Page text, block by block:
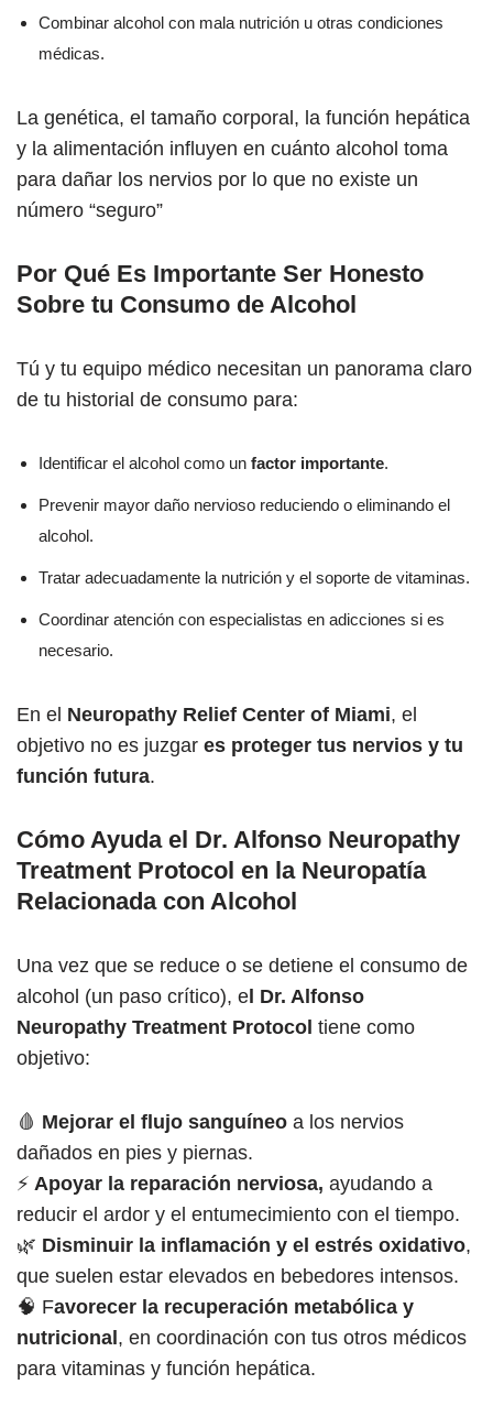
Combinar alcohol con mala nutrición u otras condiciones
médicas.
La genética, el tamaño corporal, la función hepática
y la alimentación influyen en cuánto alcohol toma
para dañar los nervios por lo que no existe un
número “seguro”
Por Qué Es Importante Ser Honesto
Sobre tu Consumo de Alcohol
Tú y tu equipo médico necesitan un panorama claro
de tu historial de consumo para:
Identificar el alcohol como un factor importante.
Prevenir mayor daño nervioso reduciendo o eliminando el
alcohol.
Tratar adecuadamente la nutrición y el soporte de vitaminas.
Coordinar atención con especialistas en adicciones si es
necesario.
En el Neuropathy Relief Center of Miami, el
objetivo no es juzgar es proteger tus nervios y tu
función futura.
Cómo Ayuda el Dr. Alfonso Neuropathy
Treatment Protocol en la Neuropatía
Relacionada con Alcohol
Una vez que se reduce o se detiene el consumo de
alcohol (un paso crítico), e l Dr. Alfonso
Neuropathy Treatment Protocol tiene como
objetivo:
🩸 Mejorar el flujo sanguíneo a los nervios
dañados en pies y piernas.
⚡ Apoyar la reparación nerviosa, ayudando a
reducir el ardor y el entumecimiento con el tiempo.
🌿 Disminuir la inflamación y el estrés oxidativo,
que suelen estar elevados en bebedores intensos.
🧠 Favorecer la recuperación metabólica y
nutricional , en coordinación con tus otros médicos
para vitaminas y función hepática.